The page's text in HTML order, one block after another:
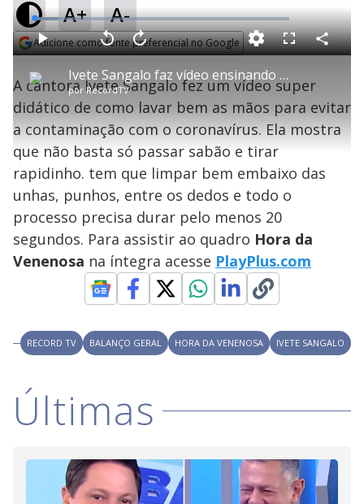
A+ A-
Adicione como fonte preferencial no Google
P
l
a
y
V
i
d
e
o
Ivete Sangalo faz vídeo ensinando a lavar as mãos corretamente
por RecordTV
P V
l
t
a
r
0
e
g
n
d
s
A
n
ç
a
s
e
u
n
o
s
M
u
d
o
L
o
a
d
e
.
4
5
%
F
s
c
e
n
C
o
i
l
h
a
A cantora Ivete Sangalo fez um vídeo super
didático de como lavar bem as mãos para evitar
a contaminação com o coronavírus. Ela mostra
que não basta só passar sabão e tirar
rapidinho. tem que limpar bem embaixo das
unhas, punhos, entre os dedos e todo o
processo precisa durar pelo menos 20
segundos. Para assistir ao quadro Hora da
Venenosa na íntegra acesse PlayPlus.com
RECORD TV BALANÇO GERAL HORA DA VENENOSA IVETE SANGALO
Últimas